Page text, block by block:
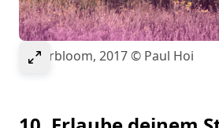
Select to expand image
Superbloom, 2017 © Paul Hoi